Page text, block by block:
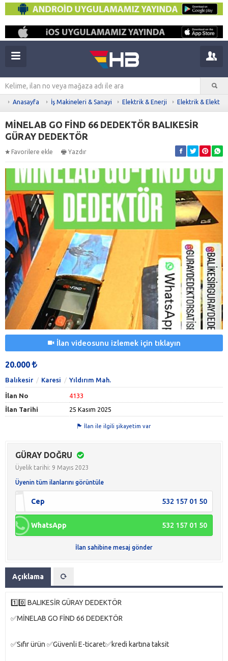
Anasayfa İş Makineleri & Sanayi Elektrik & Enerji Elektrik &
MİNELAB GO FİND 66 DEDEKTÖR BALIKESİR
GÜRAY DEDEKTÖR
Favorilere ekle Yazdır
İlan videosunu izlemek için tıklayın
20.000
Balıkesir Karesi Yıldırım Mah.
İlan No
4133
İlan Tarihi
25 Kasım 2025
İlan ile ilgili şikayetim var
GÜRAY DOĞRU
Üyelik tarihi: 9 Mayıs 2023
Üyenin tüm ilanlarını görüntüle
Cep 532 157 01 50
WhatsApp 532 157 01 50
İlan sahibine mesaj gönder
Açıklama
1️⃣0️⃣ BALIKESİR GÜRAY DEDEKTÖR
✅MİNELAB GO FİND 66 DEDEKTÖR
✅Sıfır ürün ✅Güvenli E-ticaret✅kredi kartına taksit